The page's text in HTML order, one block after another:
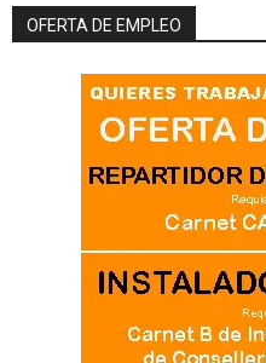
OFERTA DE EMPLEO